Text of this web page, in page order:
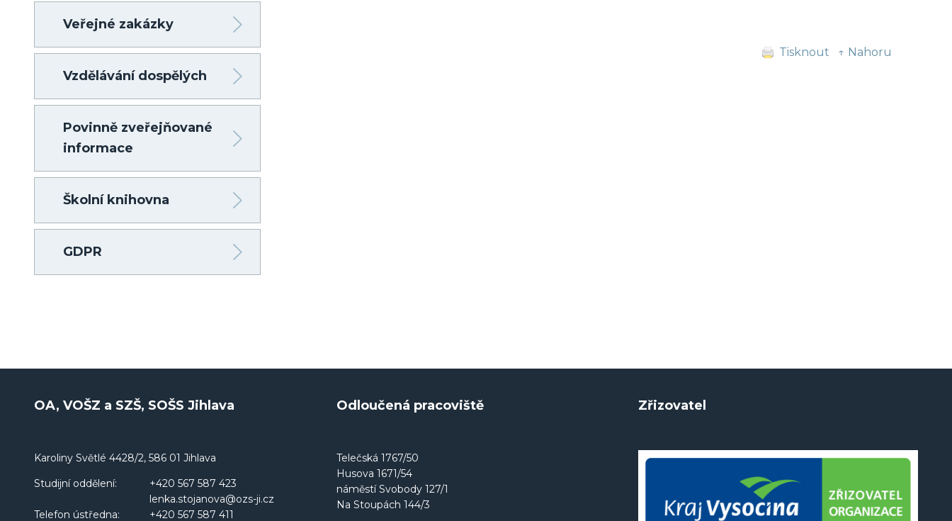
Tisknout ↑ Nahoru
Veřejné zakázky
Vzdělávání dospělých
Povinně zveřejňované
informace
Školní knihovna
GDPR
OA, VOŠZ a SZŠ, SOŠS Jihlava
Karoliny Světlé 4428/2, 586 01 Jihlava
Studijní oddělení:
+420 567 587 423
lenka.stojanova@ozs-ji.cz
Telefon ústředna:
+420 567 587 411
Odloučená pracoviště
Telečská 1767/50
Husova 1671/54
náměstí Svobody 127/1
Na Stoupách 144/3
Zřizovatel